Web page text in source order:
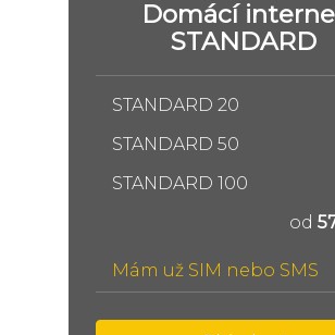
Domácí
STANDARD
STANDARD 20
STANDARD 50
STANDARD 100
od
Mám už SIM nebo SMS